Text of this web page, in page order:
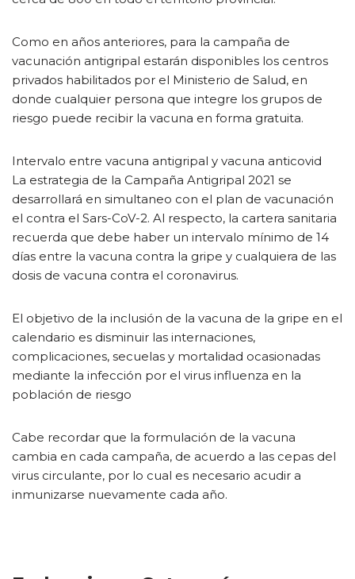
Como en años anteriores, para la campaña de
vacunación antigripal estarán disponibles los centros
privados habilitados por el Ministerio de Salud, en
donde cualquier persona que integre los grupos de
riesgo puede recibir la vacuna en forma gratuita.
Intervalo entre vacuna antigripal y vacuna anticovid
La estrategia de la Campaña Antigripal 2021 se
desarrollará en simultaneo con el plan de vacunación
el contra el Sars-CoV-2. Al respecto, la cartera sanitaria
recuerda que debe haber un intervalo mínimo de 14
días entre la vacuna contra la gripe y cualquiera de las
dosis de vacuna contra el coronavirus.
El objetivo de la inclusión de la vacuna de la gripe en el
calendario es disminuir las internaciones,
complicaciones, secuelas y mortalidad ocasionadas
mediante la infección por el virus influenza en la
población de riesgo
Cabe recordar que la formulación de la vacuna
cambia en cada campaña, de acuerdo a las cepas del
virus circulante, por lo cual es necesario acudir a
inmunizarse nuevamente cada año.